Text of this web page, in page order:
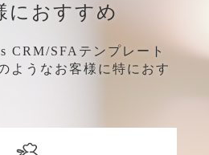
におすすめ
CRM/SFAテンプレート
ようなお客様に特におす